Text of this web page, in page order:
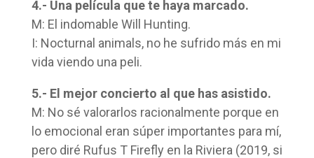
4.- Una película que te haya marcado.
M: El indomable Will Hunting.
I: Nocturnal animals, no he sufrido más en mi
vida viendo una peli.
5.- El mejor concierto al que has asistido.
M: No sé valorarlos racionalmente porque en
lo emocional eran súper importantes para mí,
pero diré Rufus T Firefly en la Riviera (2019, si